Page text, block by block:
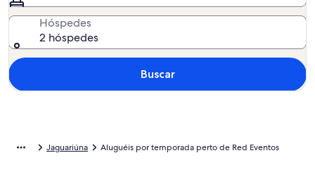
Hóspedes
2 hóspedes
Buscar
Jaguariúna Aluguéis por temporada perto de Red Eventos